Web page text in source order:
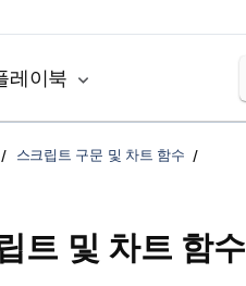
레이북
스크립트 구문 및 차트 함수
트 및 차트 함수